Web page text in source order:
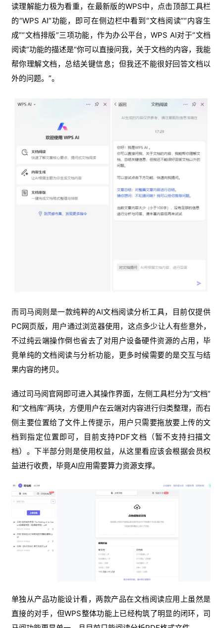
读理解能力极为看重，在最新版的WPS中，点击顶部工具栏
的“WPS AI”功能，即可在侧边栏中看到“文档阅读”“内容生
成”“文档排版”三项功能，作为办公平台，WPS AI对于“文档
阅读”功能的描述是“你可以直接问我，关于文档的内容，我能
帮你理解文档，总结关键信息；但我还不能很好回答文档以
外的问题。”。
而司马阅则是一款纯粹的AI文档阅读分析工具，目前仅提供
PC网页版，用户通过浏览器使用，这点多少让人有些意外，
不过纯云端操作倒也省去了对用户设备硬件资源的占用，毕
竟单纯的文档阅读与分析功能，更多时候需要的是交互与结
果内容的拷贝。
通过司马阅官网即可进入其操作界面，左侧工具栏分为“文档”
和“文档库”两块，方便用户在云端对内容进行归类整理，而右
侧主要位置给了文件上传提示，用户只需要拖放要上传的文
档到指定位置即可，目前支持PDF文档（暂不支持扫描文
档）。下半部分则是使用权益，从这里看应该会根据会员权
益进行收费，毕竟AI应用需要算力资源支撑。
单独从产品功能设计看，两款产品在文档阅读应用上虽然是
直接的对手，但WPS整体功能上已经构筑了明显的闭环，司